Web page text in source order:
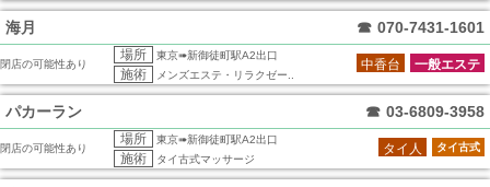
海月 ☎ 070-7431-1601
閉店の可能性あり
場所 東京➠新御徒町駅A2出口
施術 メンズエステ・リラクゼー..
一般エステ
中香台
パカーラン ☎ 03-6809-3958
閉店の可能性あり
場所 東京➠新御徒町駅A2出口
施術 タイ古式マッサージ
タイ古式
タイ人